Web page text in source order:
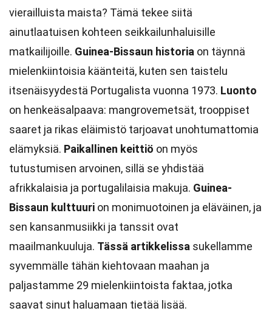
vierailluista maista? Tämä tekee siitä
ainutlaatuisen kohteen seikkailunhaluisille
matkailijoille. Guinea-Bissaun historia on täynnä
mielenkiintoisia käänteitä, kuten sen taistelu
itsenäisyydestä Portugalista vuonna 1973. Luonto
on henkeäsalpaava: mangrovemetsät, trooppiset
saaret ja rikas eläimistö tarjoavat unohtumattomia
elämyksiä. Paikallinen keittiö on myös
tutustumisen arvoinen, sillä se yhdistää
afrikkalaisia ja portugalilaisia makuja. Guinea-
Bissaun kulttuuri on monimuotoinen ja eläväinen, ja
sen kansanmusiikki ja tanssit ovat
maailmankuuluja. Tässä artikkelissa sukellamme
syvemmälle tähän kiehtovaan maahan ja
paljastamme 29 mielenkiintoista faktaa, jotka
saavat sinut haluamaan tietää lisää.